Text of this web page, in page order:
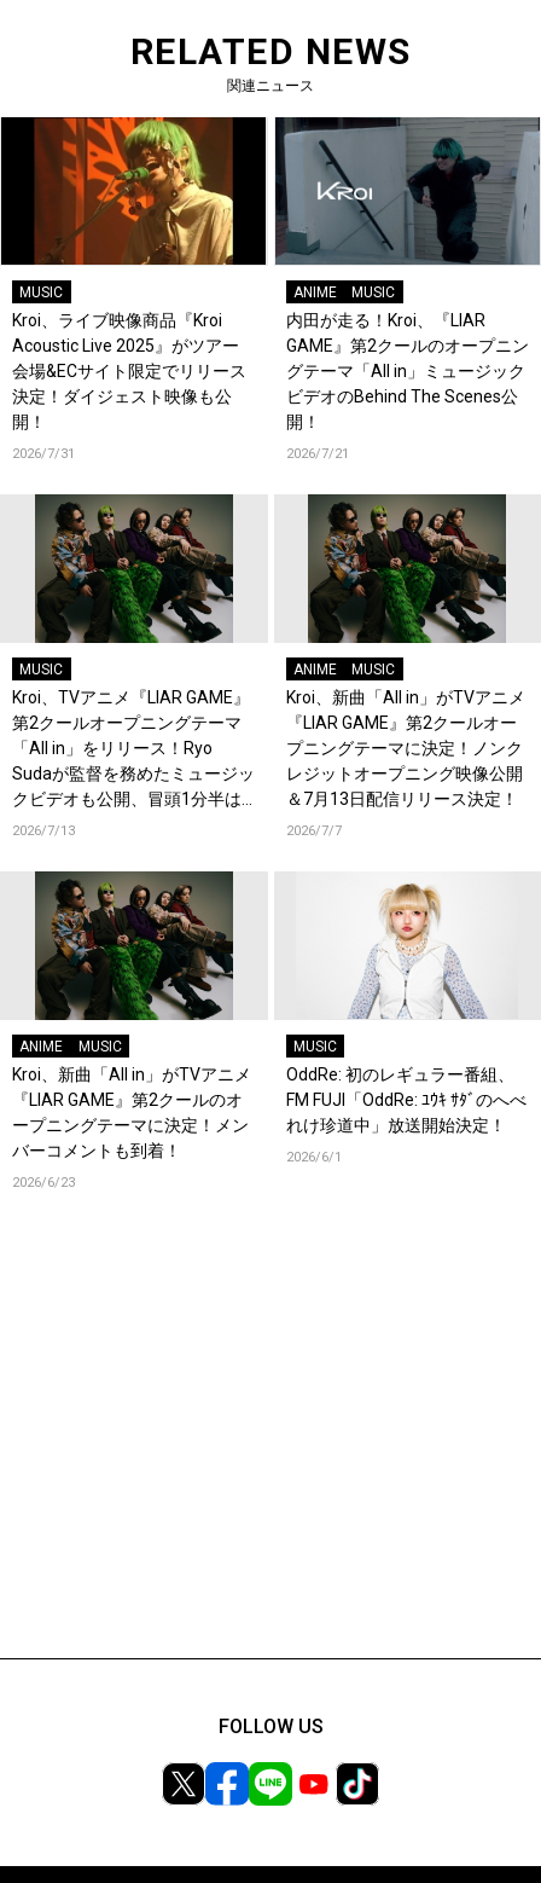
RELATED NEWS
関連ニュース
MUSIC
Kroi、ライブ映像商品『Kroi
Acoustic Live 2025』がツアー
会場&ECサイト限定でリリース
決定！ダイジェスト映像も公
開！
2026/7/31
ANIME MUSIC
内田が走る！Kroi、『LIAR
GAME』第2クールのオープニン
グテーマ「All in」ミュージック
ビデオのBehind The Scenes公
開！
2026/7/21
MUSIC
Kroi、TVアニメ『LIAR GAME』
第2クールオープニングテーマ
「All in」をリリース！Ryo
Sudaが監督を務めたミュージッ
クビデオも公開、冒頭1分半は
ワンカット！
2026/7/13
ANIME MUSIC
Kroi、新曲「All in」がTVアニメ
『LIAR GAME』第2クールオー
プニングテーマに決定！ノンク
レジットオープニング映像公開
＆7月13日配信リリース決定！
2026/7/7
ANIME MUSIC
Kroi、新曲「All in」がTVアニメ
『LIAR GAME』第2クールのオ
ープニングテーマに決定！メン
バーコメントも到着！
2026/6/23
MUSIC
OddRe: 初のレギュラー番組、
FM FUJI「OddRe: ﾕｳｷ ｻﾀﾞのへべ
れけ珍道中」放送開始決定！
2026/6/1
FOLLOW US